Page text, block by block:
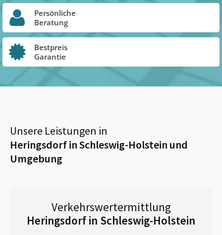
Persönliche
Beratung
Bestpreis
Garantie
Unsere Leistungen in
Heringsdorf in Schleswig-Holstein und
Umgebung
Verkehrswertermittlung
Heringsdorf in Schleswig-Holstein